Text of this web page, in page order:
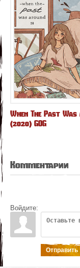
When The Past
(2020) GOG
Комментарии
Войдите:
Отправить